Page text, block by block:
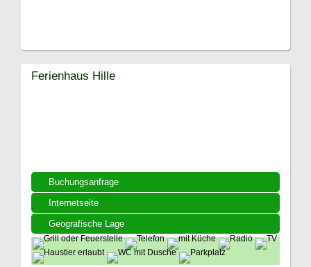
Buchungsanfrage
Internetseite
Geografische Lage
Ferienhaus Hille